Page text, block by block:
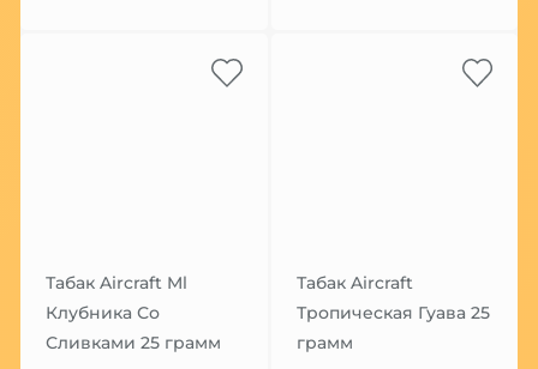
Табак Aircraft Ml
Клубника Со
Сливками 25 грамм
Табак Aircraft
Тропическая Гуава 25
грамм